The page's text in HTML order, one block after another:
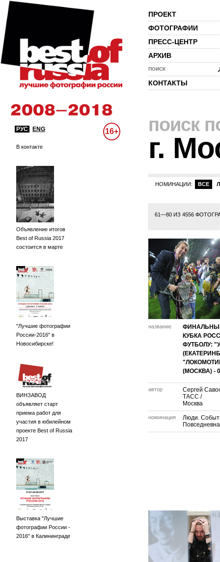
ПРОЕКТ
ФОТОГРАФИИ
ПРЕСС-ЦЕНТР
АРХИВ
ПОИСК
КОНТАКТЫ
РУС ENG 16+
В контакте
Объявление итогов
Best of Russia 2017
состоится в марте
"Лучшие фотографии
России-2016" в
Новосибирске!
ВИНЗАВОД
объявляет старт
приема работ для
участия в юбилейном
проекте Best of Russia
2017
Выставка "Лучшие
фотографии России -
2016" в Калининграде
поиск
г.
НОМИНАЦИИ: ВСЕ
61—80 ИЗ 4556
название
КУБКА
ФУТБОЛУ:
(МОСКВА) -
автор
Сергей
ТАСС /
Москва
номинация
Люди.